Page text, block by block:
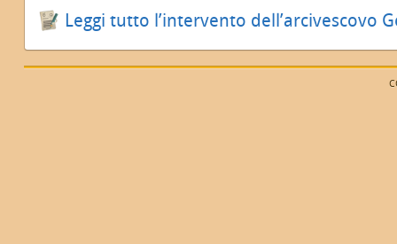
Leggi tutto l’intervento dell’arcivescovo